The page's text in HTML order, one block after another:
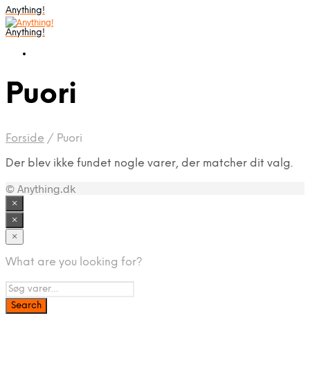
Anything!
Anything!
Puori
Forside / Puori
Der blev ikke fundet nogle varer, der matcher dit valg.
© Anything.dk
×
×
×
What are you looking for?